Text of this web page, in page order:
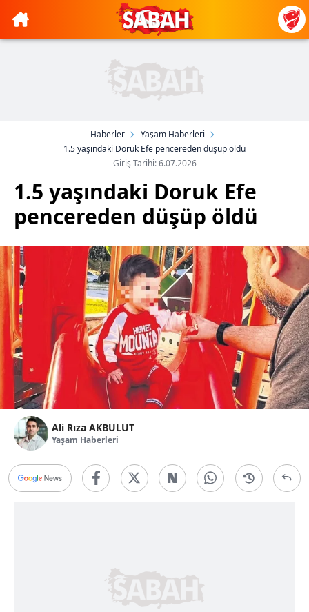
Haberler
Yaşam Haberleri
1.5 yaşındaki Doruk Efe pencereden düşüp öldü
Giriş Tarihi: 6.07.2026
1.5 yaşındaki Doruk Efe
pencereden düşüp öldü
Ali Rıza AKBULUT
Yaşam Haberleri